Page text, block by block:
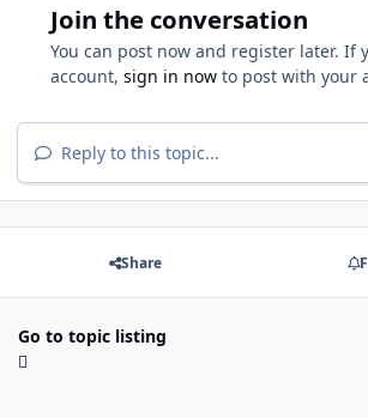
Join the conversation
You can post now and register later. If
account, sign in now to post with your
Reply to this topic...
Share
Go to topic listing